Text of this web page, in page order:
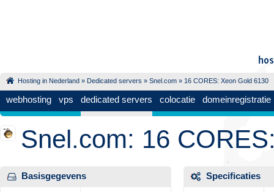
Hosting in Nederland » Dedicated servers » Snel.com » 16 CORES: Xeon Gold 6130
webhosting vps dedicated servers colocatie domeinregistratie
Snel.com: 16
Basisgegevens Specificaties